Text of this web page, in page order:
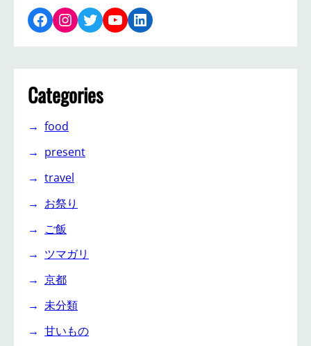
Facebook Instagram Twitter YouTube LinkedIn
Categories
food
present
travel
お祭り
ご飯
ツマガリ
京都
未分類
甘いもの